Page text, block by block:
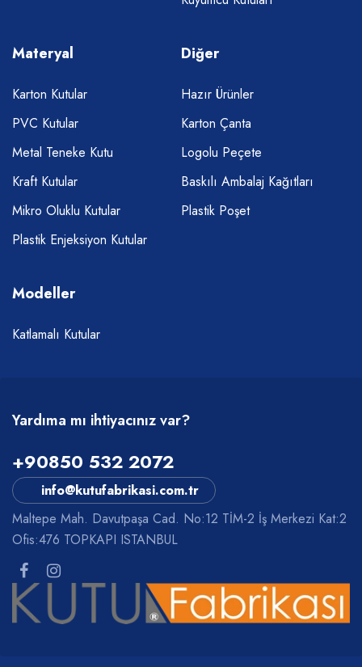
Materyal
Karton Kutular
PVC Kutular
Metal Teneke Kutu
Kraft Kutular
Mikro Oluklu Kutular
Plastik Enjeksiyon Kutular
Diğer
Hazır Ürünler
Karton Çanta
Logolu Peçete
Baskılı Ambalaj Kağıtları
Plastik Poşet
Modeller
Katlamalı Kutular
Yardıma mı ihtiyacınız var?
+90850 532 2072
info@kutufabrikasi.com.tr
Maltepe Mah. Davutpaşa Cad. No:12 TİM-2 İş Merkezi Kat:2
Ofis:476 TOPKAPI ISTANBUL